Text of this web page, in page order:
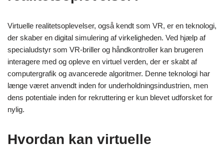
Virtuelle realitetsoplevelser, også kendt som VR, er en teknologi,
der skaber en digital simulering af virkeligheden. Ved hjælp af
specialudstyr som VR-briller og håndkontroller kan brugeren
interagere med og opleve en virtuel verden, der er skabt af
computergrafik og avancerede algoritmer. Denne teknologi har
længe været anvendt inden for underholdningsindustrien, men
dens potentiale inden for rekruttering er kun blevet udforsket for
nylig.
Hvordan kan virtuelle